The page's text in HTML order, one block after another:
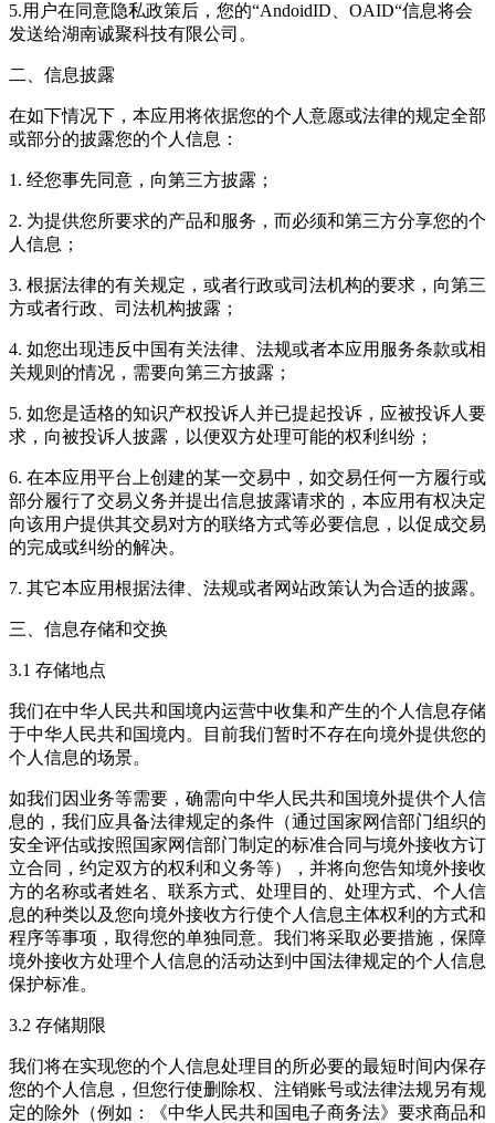
5.用户在同意隐私政策后，您的“AndoidID、OAID“信息将会
发送给湖南诚聚科技有限公司。
二、信息披露
在如下情况下，本应用将依据您的个人意愿或法律的规定全部
或部分的披露您的个人信息：
1. 经您事先同意，向第三方披露；
2. 为提供您所要求的产品和服务，而必须和第三方分享您的个
人信息；
3. 根据法律的有关规定，或者行政或司法机构的要求，向第三
方或者行政、司法机构披露；
4. 如您出现违反中国有关法律、法规或者本应用服务条款或相
关规则的情况，需要向第三方披露；
5. 如您是适格的知识产权投诉人并已提起投诉，应被投诉人要
求，向被投诉人披露，以便双方处理可能的权利纠纷；
6. 在本应用平台上创建的某一交易中，如交易任何一方履行或
部分履行了交易义务并提出信息披露请求的，本应用有权决定
向该用户提供其交易对方的联络方式等必要信息，以促成交易
的完成或纠纷的解决。
7. 其它本应用根据法律、法规或者网站政策认为合适的披露。
三、信息存储和交换
3.1 存储地点
我们在中华人民共和国境内运营中收集和产生的个人信息存储
于中华人民共和国境内。目前我们暂时不存在向境外提供您的
个人信息的场景。
如我们因业务等需要，确需向中华人民共和国境外提供个人信
息的，我们应具备法律规定的条件（通过国家网信部门组织的
安全评估或按照国家网信部门制定的标准合同与境外接收方订
立合同，约定双方的权利和义务等），并将向您告知境外接收
方的名称或者姓名、联系方式、处理目的、处理方式、个人信
息的种类以及您向境外接收方行使个人信息主体权利的方式和
程序等事项，取得您的单独同意。我们将采取必要措施，保障
境外接收方处理个人信息的活动达到中国法律规定的个人信息
保护标准。
3.2 存储期限
我们将在实现您的个人信息处理目的所必要的最短时间内保存
您的个人信息，但您行使删除权、注销账号或法律法规另有规
定的除外（例如：《中华人民共和国电子商务法》要求商品和